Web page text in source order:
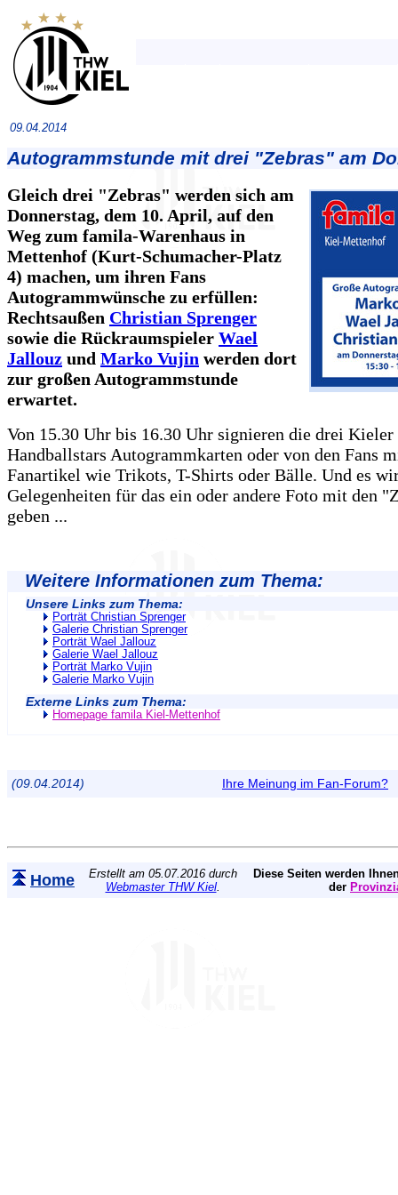
09.04.2014
Autogrammstunde mit drei "Zebras" am
Gleich drei "Zebras" werden sich am
Donnerstag, dem 10. April, auf den
Weg zum famila-Warenhaus in
Mettenhof (Kurt-Schumacher-Platz
4) machen, um ihren Fans
Autogrammwünsche zu erfüllen:
Rechtsaußen Christian Sprenger
sowie die Rückraumspieler Wael
Jallouz und Marko Vujin werden dort
zur großen Autogrammstunde
erwartet.
Von 15.30 Uhr bis 16.30 Uhr signieren die drei Kieler
Handballstars Autogrammkarten oder von den Fans
Fanartikel wie Trikots, T-Shirts oder Bälle. Und es
Gelegenheiten für das ein oder andere Foto mit den
geben ...
Weitere Informationen zum Thema:
Unsere Links zum Thema:
Porträt Christian Sprenger
Galerie Christian Sprenger
Porträt Wael Jallouz
Galerie Wael Jallouz
Porträt Marko Vujin
Galerie Marko Vujin
Externe Links zum Thema:
Homepage famila Kiel-Mettenhof
(09.04.2014) Ihre Meinung im Fan-Forum?
Home
Erstellt am 05.07.2016 durch
Webmaster THW Kiel.
Diese Seiten werden
der